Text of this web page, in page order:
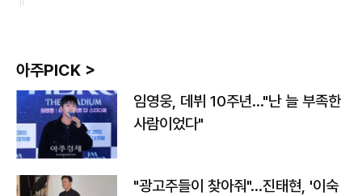
아주PICK >
임영웅, 데뷔 10주년…"난 늘 부족한
사람이었다"
"광고주들이 찾아줘"…진태현, '이숙